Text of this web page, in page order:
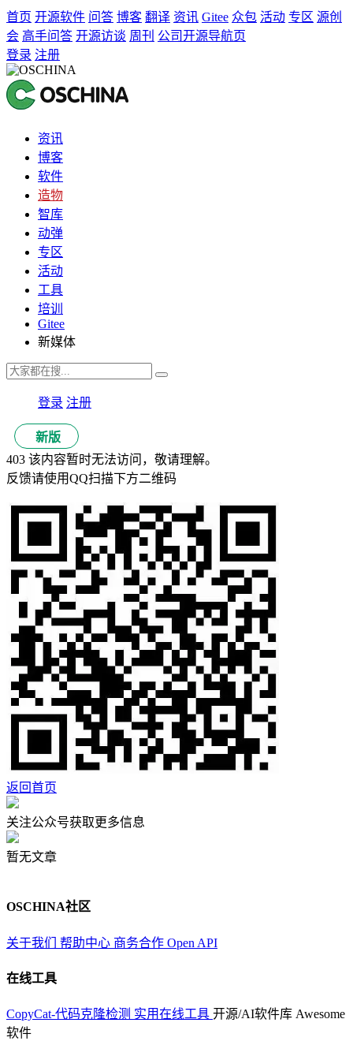
首页 开源软件 问答 博客 翻译 资讯 Gitee 众包 活动 专区 源创
会 高手问答 开源访谈 周刊 公司开源导航页
登录 注册
资讯
博客
软件
造物
智库
动弹
专区
活动
工具
培训
Gitee
新媒体
登录 注册
新版
403 该内容暂时无法访问，敬请理解。
反馈请使用QQ扫描下方二维码
返回首页
关注公众号获取更多信息
暂无文章
OSCHINA社区
关于我们 帮助中心 商务合作 Open API
在线工具
CopyCat-代码克隆检测 实用在线工具 开源/AI软件库 Awesome
软件